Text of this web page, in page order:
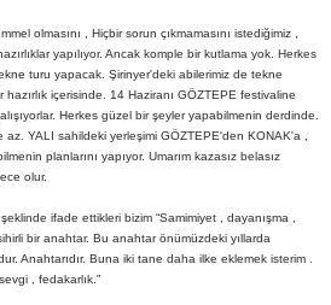
olmasını , Hiçbir sorun çıkmamasını istediğimiz ,
yapılıyor. Ancak komple bir kutlama yok. Herkes
turu yapacak. Şirinyer'deki abilerimiz de tekne
içerisinde. 14 Haziranı GÖZTEPE festivaline
Herkes güzel bir şeyler yapabilmenin derdinde.
YALI sahildeki yerleşimi GÖZTEPE'den KONAK'a ,
planlarını yapıyor. Umarım kazasız belasız
olur.
ifade ettikleri bizim “Samimiyet , dayanışma ,
bir anahtar. Bu anahtar önümüzdeki yıllarda
Anahtarıdır. Buna iki tane daha ilke eklemek isterim .
, fedakarlık.”